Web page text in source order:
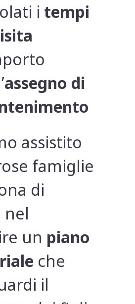
i tempi
assegno di
assistito
famiglie
di
nel
un piano
che
il